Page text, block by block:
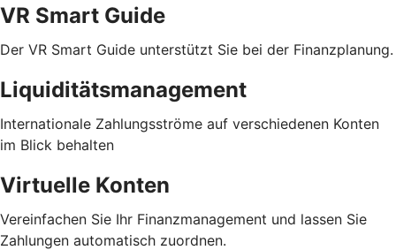
VR Smart Guide
Der VR Smart Guide unterstützt Sie bei der Finanzplanung.
Liquiditätsmanagement
Internationale Zahlungsströme auf verschiedenen Konten
im Blick behalten
Virtuelle Konten
Vereinfachen Sie Ihr Finanzmanagement und lassen Sie
Zahlungen automatisch zuordnen.